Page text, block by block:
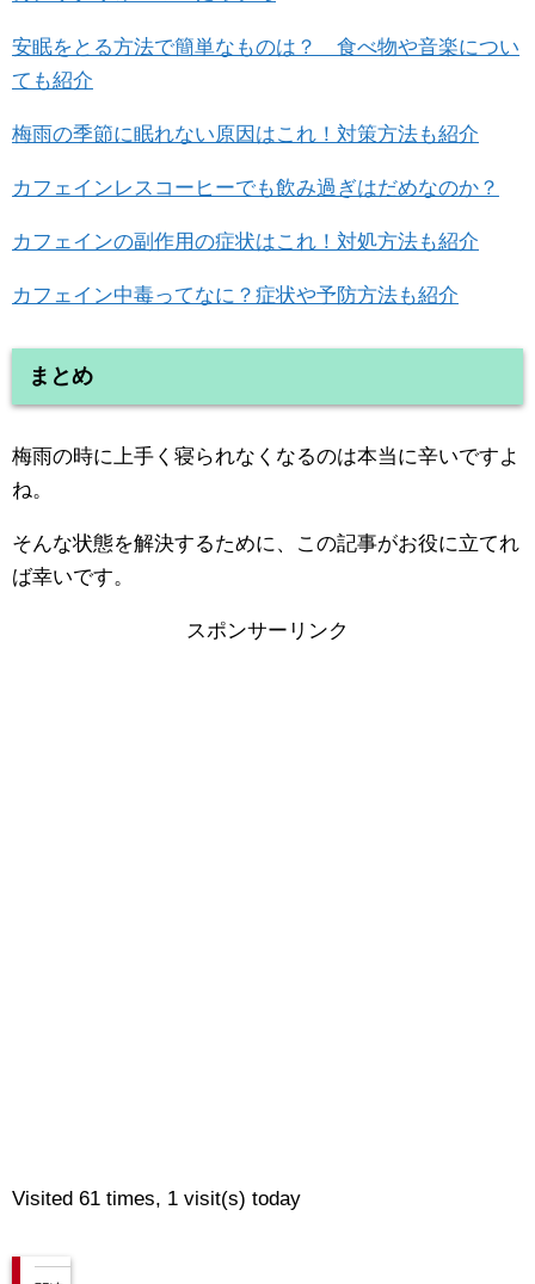
安眠をとる方法で簡単なものは？ 食べ物や音楽につい
ても紹介
梅雨の季節に眠れない原因はこれ！対策方法も紹介
カフェインレスコーヒーでも飲み過ぎはだめなのか？
カフェインの副作用の症状はこれ！対処方法も紹介
カフェイン中毒ってなに？症状や予防方法も紹介
まとめ
梅雨の時に上手く寝られなくなるのは本当に辛いですよ
ね。
そんな状態を解決するために、この記事がお役に立てれ
ば幸いです。
スポンサーリンク
Visited 61 times, 1 visit(s) today